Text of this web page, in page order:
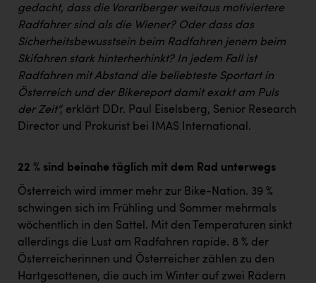
gedacht, dass die Vorarlberger weitaus motiviertere
Radfahrer sind als die Wiener? Oder dass das
Sicherheitsbewusstsein beim Radfahren jenem beim
Skifahren stark hinterherhinkt? In jedem Fall ist
Radfahren mit Abstand die beliebteste Sportart in
Österreich und der Bikereport damit exakt am Puls
der Zeit“, erklärt DDr. Paul Eiselsberg, Senior Research
Director und Prokurist bei IMAS International.
22 % sind beinahe täglich mit dem Rad unterwegs
Österreich wird immer mehr zur Bike-Nation. 39 %
schwingen sich im Frühling und Sommer mehrmals
wöchentlich in den Sattel. Mit den Temperaturen sinkt
allerdings die Lust am Radfahren rapide. 8 % der
Österreicherinnen und Österreicher zählen zu den
Hartgesottenen, die auch im Winter auf zwei Rädern